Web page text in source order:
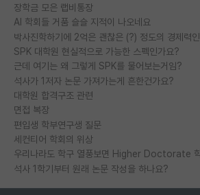
장학금 모은 랩비통장
AI 학회들 거품 슬슬 지적이 나오네요
SPK 대학원 현실적으로 가능한 스펙인가요?
근데 여기는 왜 그렇게 SPK를 물어보는거임?
석사가 1저자 논문 가져가는게 흔한건가요?
대학원 합격구조 관련
면접 복장
편입생 학부연구생 질문
세컨티어 학회의 위상
석사 1학기부터 원래 논문 작성을 하나요?